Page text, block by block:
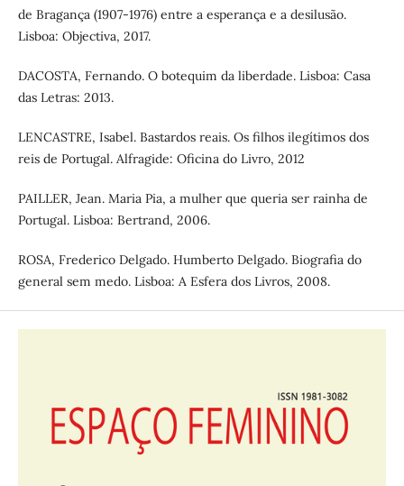
de Bragança (1907-1976) entre a esperança e a desilusão.
Lisboa: Objectiva, 2017.
DACOSTA, Fernando. O botequim da liberdade. Lisboa: Casa
das Letras: 2013.
LENCASTRE, Isabel. Bastardos reais. Os filhos ilegítimos dos
reis de Portugal. Alfragide: Oficina do Livro, 2012
PAILLER, Jean. Maria Pia, a mulher que queria ser rainha de
Portugal. Lisboa: Bertrand, 2006.
ROSA, Frederico Delgado. Humberto Delgado. Biografia do
general sem medo. Lisboa: A Esfera dos Livros, 2008.